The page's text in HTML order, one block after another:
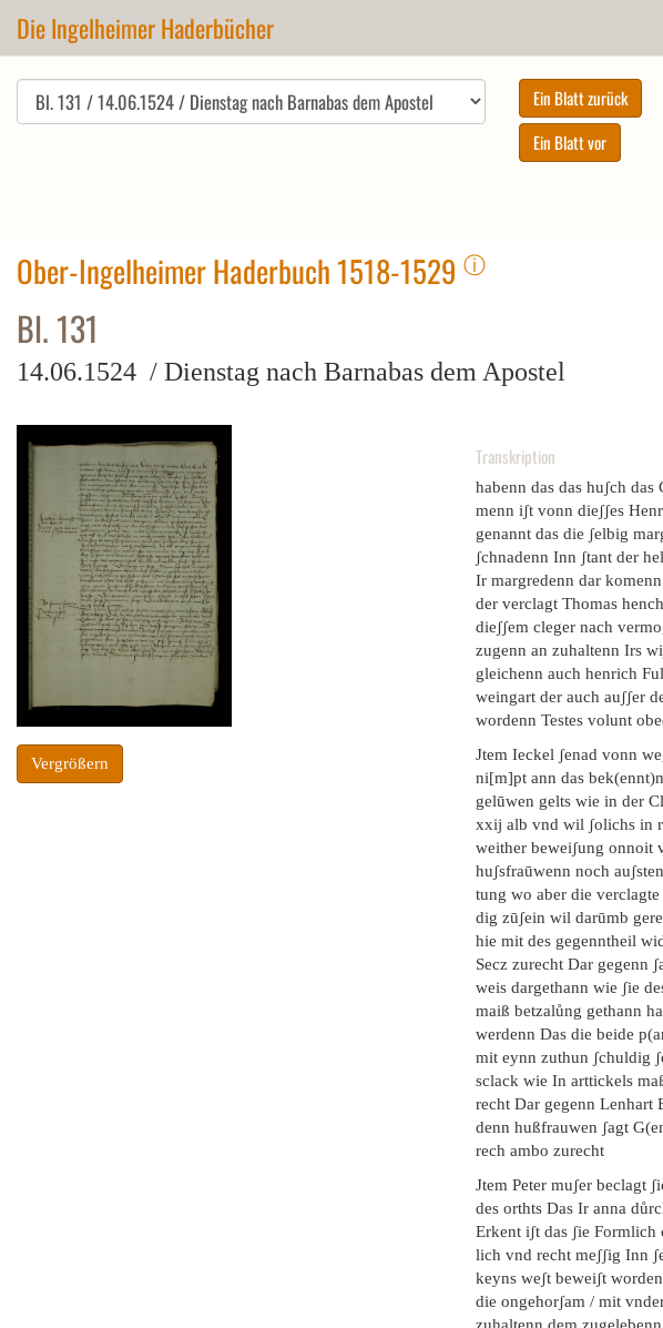
Die Ingelheimer Haderbücher
Ober-Ingelheimer Haderbuch 1518-1529 ⓘ
Bl. 131
14.06.1524 / Dienstag nach Barnabas dem Apostel
Vergrößern
Transkription
habenn das das huʃch
menn iʃt vonn dieʃʃes
genannt das die ʃelbig
ʃchnadenn Inn ʃtant der
Ir margredenn dar
der verclagt Thomas
dieʃʃem cleger nach
zugenn an zuhaltenn Irs
gleichenn auch henrich
weingart der auch auʃʃer
wordenn Testes volunt
Jtem Ieckel ʃenad vonn
ni[m]pt ann das
gelūwen gelts wie in der
xxij alb vnd wil ʃolichs in
weither beweiʃung onnoit
huʃsfraūwenn noch
tung wo aber die
dig zūʃein wil darūmb
hie mit des gegenntheil
Secz zurecht Dar gegenn
weis dargethann wie ʃie
maiß betzalůng gethann
werdenn Das die beide
mit eynn zuthun ʃchuldig
sclack wie In arttickels
recht Dar gegenn Lenhart
denn hußfrauwen ʃagt
rech ambo zurecht
Jtem Peter muʃer beclagt
des orthts Das Ir anna
Erkent iʃt das ʃie
lich vnd recht meʃʃig Inn
keyns weʃt beweiʃt
die ongehorʃam / mit